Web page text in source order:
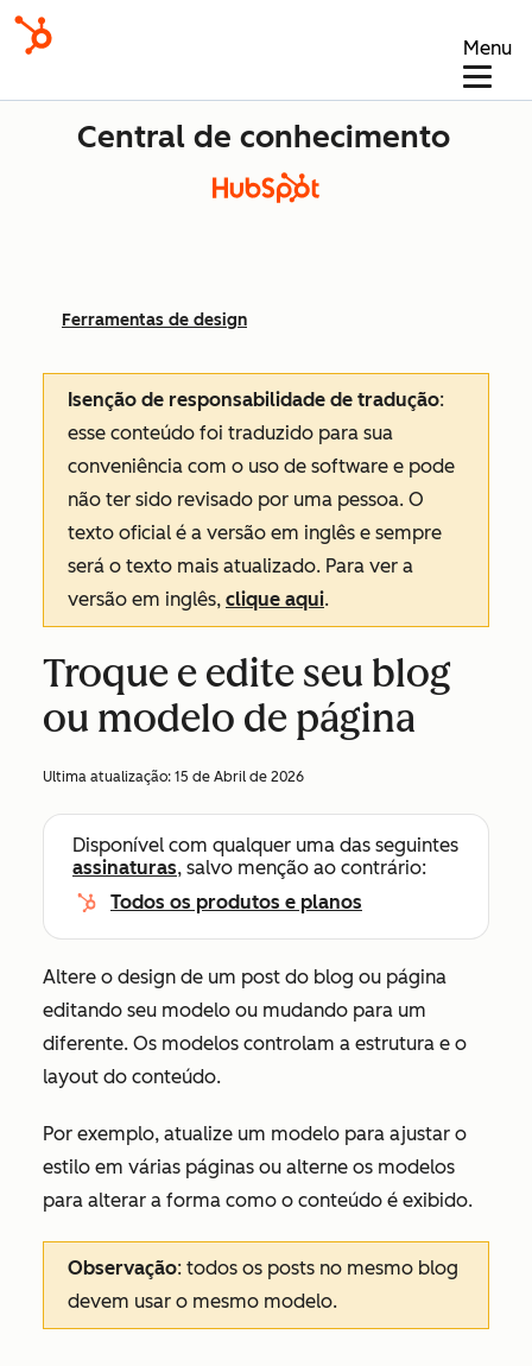
Menu
Central de conhecimento
Ferramentas de design
Isenção de responsabilidade de tradução:
esse conteúdo foi traduzido para sua
conveniência com o uso de software e pode
não ter sido revisado por uma pessoa. O
texto oficial é a versão em inglês e sempre
será o texto mais atualizado. Para ver a
versão em inglês, clique aqui.
Troque e edite seu blog
ou modelo de página
Ultima atualização: 15 de Abril de 2026
Disponível com qualquer uma das seguintes
assinaturas, salvo menção ao contrário:
Todos os produtos e planos
Altere o design de um post do blog ou página
editando seu modelo ou mudando para um
diferente. Os modelos controlam a estrutura e o
layout do conteúdo.
Por exemplo, atualize um modelo para ajustar o
estilo em várias páginas ou alterne os modelos
para alterar a forma como o conteúdo é exibido.
Observação: todos os posts no mesmo blog
devem usar o mesmo modelo.